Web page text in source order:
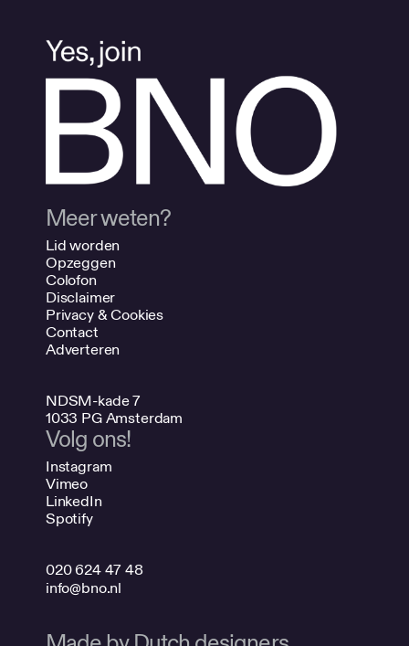
Meer weten?
Lid worden
Opzeggen
Colofon
Disclaimer
Privacy & Cookies
Contact
Adverteren
NDSM-kade 7
1033 PG Amsterdam
Volg ons!
Instagram
Vimeo
LinkedIn
Spotify
020 624 47 48
info@bno.nl